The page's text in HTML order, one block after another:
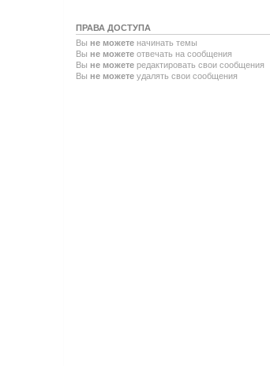
ПРАВА ДОСТУПА
Вы не можете начинать темы
Вы не можете отвечать на сообщения
Вы не можете редактировать свои сообщения
Вы не можете удалять свои сообщения